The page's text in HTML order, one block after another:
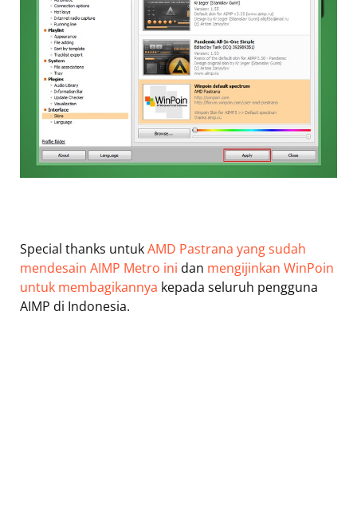
Special thanks untukAMD Pastrana yang sudah
mendesain AIMP Metro ini dan mengijinkan WinPoin
untuk membagikannya kepada seluruh pengguna
AIMP di Indonesia.